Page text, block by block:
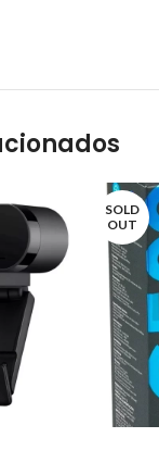
SOLD
OUT